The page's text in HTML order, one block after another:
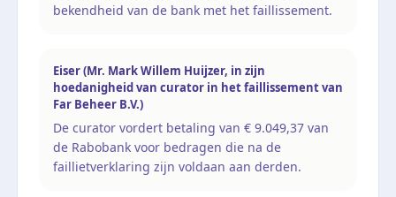
bekendheid van de bank met het faillissement.
Eiser (Mr. Mark Willem Huijzer, in zijn
hoedanigheid van curator in het faillissement van
Far Beheer B.V.)
De curator vordert betaling van € 9.049,37 van
de Rabobank voor bedragen die na de
faillietverklaring zijn voldaan aan derden.